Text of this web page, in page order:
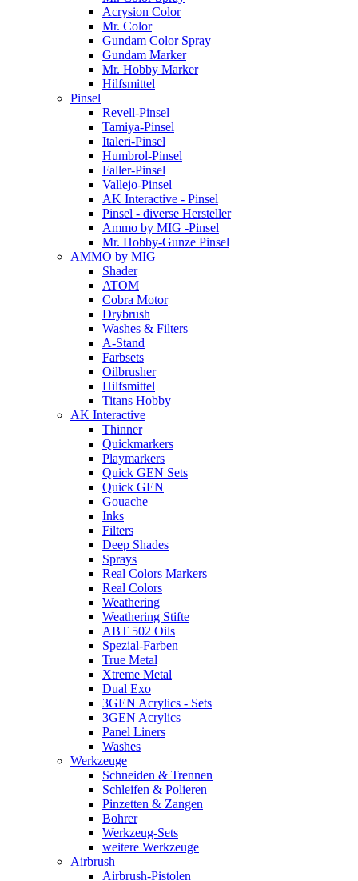
Acrysion Color
Mr. Color
Gundam Color Spray
Gundam Marker
Mr. Hobby Marker
Hilfsmittel
Pinsel
Revell-Pinsel
Tamiya-Pinsel
Italeri-Pinsel
Humbrol-Pinsel
Faller-Pinsel
Vallejo-Pinsel
AK Interactive - Pinsel
Pinsel - diverse Hersteller
Ammo by MIG -Pinsel
Mr. Hobby-Gunze Pinsel
AMMO by MIG
Shader
ATOM
Cobra Motor
Drybrush
Washes & Filters
A-Stand
Farbsets
Oilbrusher
Hilfsmittel
Titans Hobby
AK Interactive
Thinner
Quickmarkers
Playmarkers
Quick GEN Sets
Quick GEN
Gouache
Inks
Filters
Deep Shades
Sprays
Real Colors Markers
Real Colors
Weathering
Weathering Stifte
ABT 502 Oils
Spezial-Farben
True Metal
Xtreme Metal
Dual Exo
3GEN Acrylics - Sets
3GEN Acrylics
Panel Liners
Washes
Werkzeuge
Schneiden & Trennen
Schleifen & Polieren
Pinzetten & Zangen
Bohrer
Werkzeug-Sets
weitere Werkzeuge
Airbrush
Airbrush-Pistolen